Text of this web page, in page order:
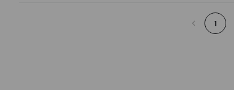
1